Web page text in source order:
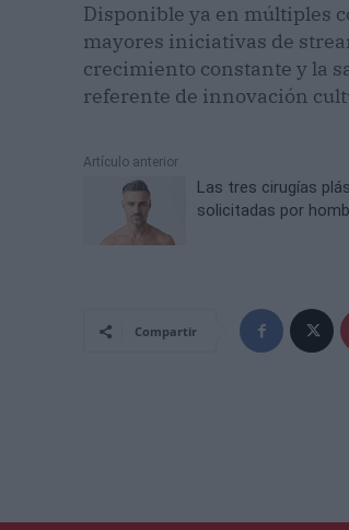
Disponible ya en múltiples
mayores iniciativas de
crecimiento constante y la
referente de innovación
Artículo anterior
Las tres cirugías
solicitadas por
Compartir